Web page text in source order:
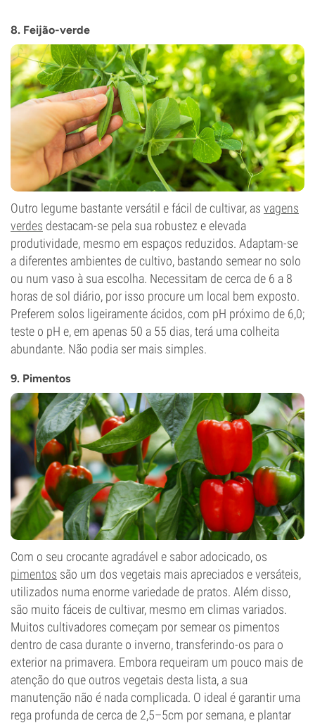
8. Feijão-verde
Outro legume bastante versátil e fácil de cultivar, as vagens
verdes destacam-se pela sua robustez e elevada
produtividade, mesmo em espaços reduzidos. Adaptam-se
a diferentes ambientes de cultivo, bastando semear no solo
ou num vaso à sua escolha. Necessitam de cerca de 6 a 8
horas de sol diário, por isso procure um local bem exposto.
Preferem solos ligeiramente ácidos, com pH próximo de 6,0;
teste o pH e, em apenas 50 a 55 dias, terá uma colheita
abundante. Não podia ser mais simples.
9. Pimentos
Com o seu crocante agradável e sabor adocicado, os
pimentos são um dos vegetais mais apreciados e versáteis,
utilizados numa enorme variedade de pratos. Além disso,
são muito fáceis de cultivar, mesmo em climas variados.
Muitos cultivadores começam por semear os pimentos
dentro de casa durante o inverno, transferindo-os para o
exterior na primavera. Embora requeiram um pouco mais de
atenção do que outros vegetais desta lista, a sua
manutenção não é nada complicada. O ideal é garantir uma
rega profunda de cerca de 2,5–5cm por semana, e plantar